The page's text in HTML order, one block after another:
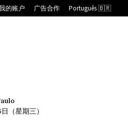
的账户 广告合作 Português 🇧🇷
（星期三）